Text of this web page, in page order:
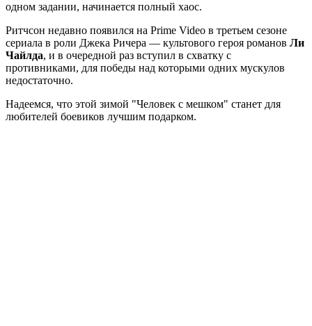
одном задании, начинается полный хаос.
Ритчсон недавно появился на Prime Video в третьем сезоне
сериала в роли Джека Ричера — культового героя романов Ли
Чайлда, и в очередной раз вступил в схватку с
противниками, для победы над которыми одних мускулов
недостаточно.
Надеемся, что этой зимой "Человек с мешком" станет для
любителей боевиков лучшим подарком.